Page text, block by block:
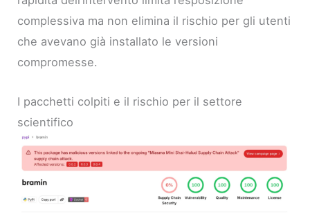
complessiva ma non elimina il rischio per gli utenti
che avevano già installato le versioni
compromesse.
I pacchetti colpiti e il rischio per il settore
scientifico